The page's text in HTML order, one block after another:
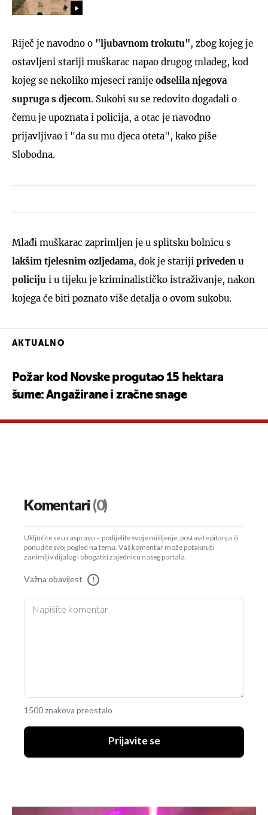
Riječ je navodno o "ljubavnom trokutu", zbog kojeg je
ostavljeni stariji muškarac napao drugog mlađeg, kod
kojeg se nekoliko mjeseci ranije odselila njegova
supruga s djecom. Sukobi su se redovito događali o
čemu je upoznata i policija, a otac je navodno
prijavljivao i "da su mu djeca oteta", kako piše
Slobodna.
Mlađi muškarac zaprimljen je u splitsku bolnicu s
lakšim tjelesnim ozljedama, dok je stariji priveden u
policiju i u tijeku je kriminalističko istraživanje, nakon
kojega će biti poznato više detalja o ovom sukobu.
AKTUALNO
Požar kod Novske progutao 15 hektara
šume: Angažirane i zračne snage
Komentari(0)
Uključite se u raspravu – podijelite svoje mišljenje, postavite pitanja ili
ponudite svoj pogled na temu. Vaš komentar može potaknuti
zanimljiv dijalog i obogatiti zajednicu našeg portala.
Važna obavijest !
1500 znakova preostalo
Prijavite se